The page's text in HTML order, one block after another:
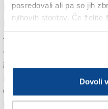
posredovali ali pa so jih
njihovih storitev. Če želite
Dovoli
Politiko in politične
podlagi besed, ki jih
zagovarjajo. Opazil sem,
zadnjih letih prilastila
govora, kar pa je
pripadal levici oz.
emblematičen pokazatelj
mislim, da je do tega